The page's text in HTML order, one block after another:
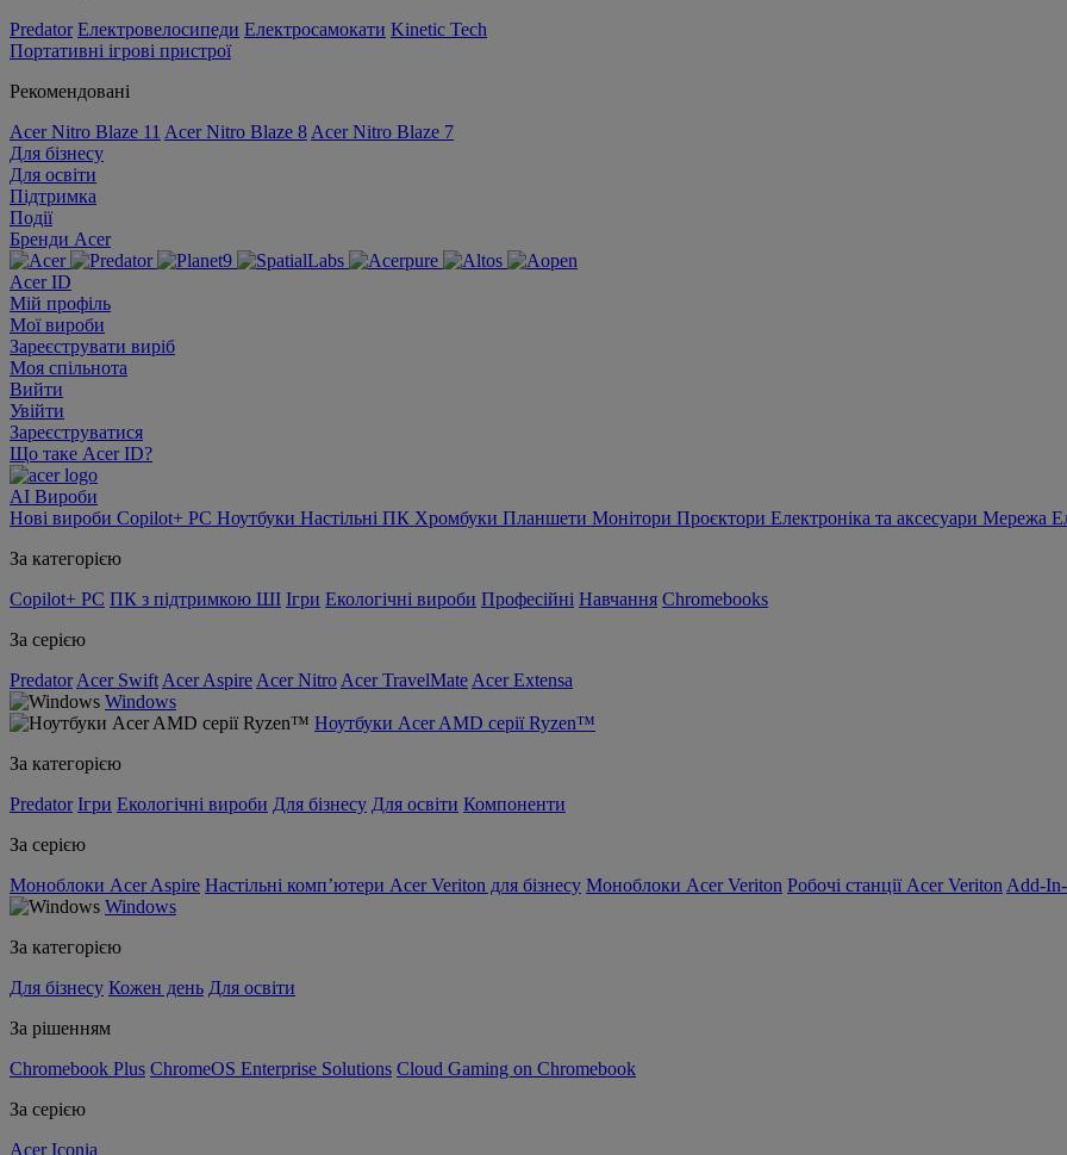
Predator Електровелосипеди Електросамокати Kinetic Tech
Портативні ігрові пристрої
Рекомендовані
Acer Nitro Blaze 11 Acer Nitro Blaze 8 Acer Nitro Blaze 7
Для бізнесу
Для освіти
Підтримка
Події
Бренди Acer
Acer ID
Мій профіль
Мої вироби
Зареєструвати виріб
Моя спільнота
Вийти
Увійти
Зареєструватися
Що таке Acer ID?
AI Вироби
Нові вироби Copilot+ PC Ноутбуки Настільні ПК Хромбуки Планшети Монітори Проєктори Електроніка та аксесуари Мережа
За категорією
Copilot+ PC ПК з підтримкою ШІ Ігри Екологічні вироби Професійні Навчання Chromebooks
За серією
Predator Acer Swift Acer Aspire Acer Nitro Acer TravelMate Acer Extensa
Windows
Ноутбуки Acer AMD серії Ryzen™
За категорією
Predator Ігри Екологічні вироби Для бізнесу Для освіти Компоненти
За серією
Моноблоки Acer Aspire Настільні комп’ютери Acer Veriton для бізнесу Моноблоки Acer Veriton Робочі станції Acer Veriton Add-
Windows
За категорією
Для бізнесу Кожен день Для освіти
За рішенням
Chromebook Plus ChromeOS Enterprise Solutions Cloud Gaming on Chromebook
За серією
Acer Iconia